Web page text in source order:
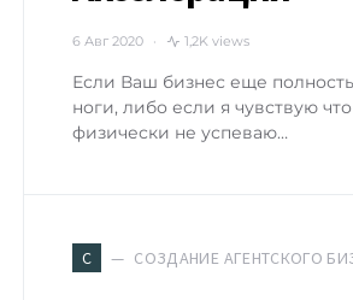
6 Авг 2020 1,2K views
Если Ваш бизнес еще
ноги, либо если я чувствую
физически не успеваю…
С СОЗДАНИЕ АГЕНТСКОГО